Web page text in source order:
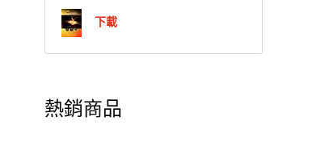
下載
熱銷商品